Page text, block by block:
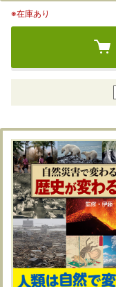
※在庫あり